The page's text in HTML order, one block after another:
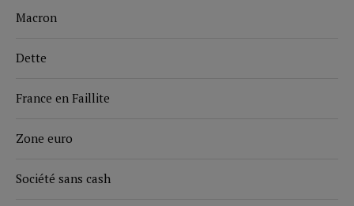
Macron
Dette
France en Faillite
Zone euro
Société sans cash